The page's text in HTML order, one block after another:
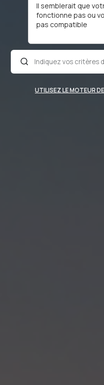
Il semblerait que
fonctionne pas ou
pas compatible
UTILISEZ LE MOTEUR